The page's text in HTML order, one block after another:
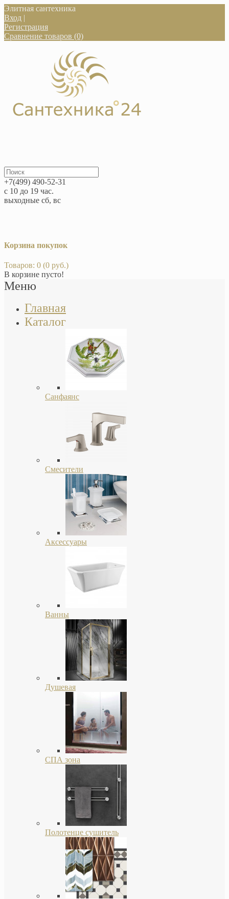
Элитная сантехника
Вход |
Регистрация
Сравнение товаров (0)
+7(499) 490-52-31
с 10 до 19 час.
выходные сб, вс
Корзина покупок
Товаров: 0 (0 руб.)
В корзине пусто!
Меню
Главная
Каталог
Санфаянс
Смесители
Аксессуары
Ванны
Душевая
СПА зона
Полотенце сушитель